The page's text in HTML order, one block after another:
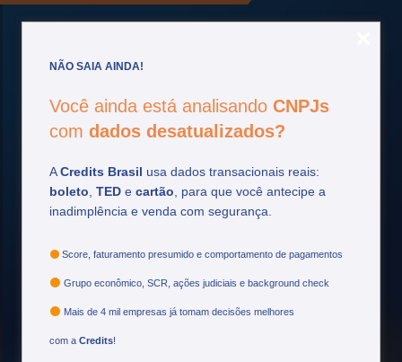
NÃO SAIA AINDA!
Você ainda está analisando CNPJs
com dados desatualizados?
ACredits Brasil usa dados transacionais reais:
boleto TED e cartão , para que você antecipe a
inadimplência e venda com segurança.
Score, faturamento presumido e comportamento de pagamentos
Grupo econômico, SCR, ações judiciais e background check
Mais de 4 mil empresas já tomam decisões melhores
com a Credits!
Fique pordentro
Acompanhe as principais atualizações do setor
financeiro e tome decisões mais estratégicas.
Ver mais